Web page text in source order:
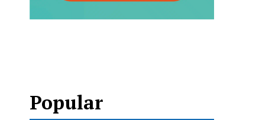
Popular